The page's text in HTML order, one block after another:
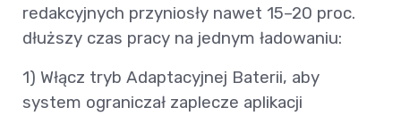
redakcyjnych przyniosły nawet 15–20 proc.
dłuższy czas pracy na jednym ładowaniu:
1) Włącz tryb Adaptacyjnej Baterii, aby
system ograniczał zaplecze aplikacji